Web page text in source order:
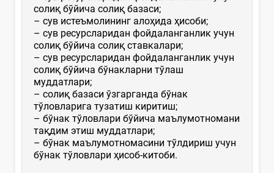
солиқ бўйича солиқ базаси;
– сув истеъмолининг алоҳида ҳисоби;
– сув ресурсларидан фойдаланганлик учун
солиқ бўйича солиқ ставкалари;
– сув ресурсларидан фойдаланганлик учун
солиқ бўйича бўнакларни тўлаш
муддатлари;
– солиқ базаси ўзгарганда бўнак
тўловларига тузатиш киритиш;
– бўнак тўловлари бўйича маълумотномани
тақдим этиш муддатлари;
– бўнак маълумотномасини тўлдириш учун
бўнак тўловлари ҳисоб-китоби.